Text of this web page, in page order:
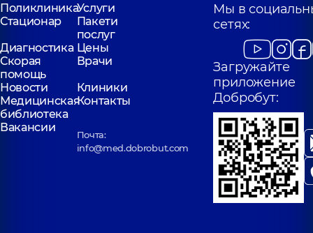
ПоликлиникаУслуги
Стационар
Пакети
послуг
Диагностика Цены
Скорая
помощь
Врачи
Новости
Клиники
Медицинская
библиотека
Контакты
Вакансии
Почта:
info@med.dobrobut.com
Мы в
сетях:
Загружайте
приложение
Добробут: